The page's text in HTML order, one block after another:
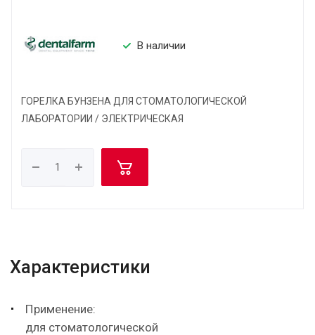
В наличии
ГОРЕЛКА БУНЗЕНА ДЛЯ СТОМАТОЛОГИЧЕСКОЙ
ЛАБОРАТОРИИ / ЭЛЕКТРИЧЕСКАЯ
Характеристики
Применение:
для стоматологической